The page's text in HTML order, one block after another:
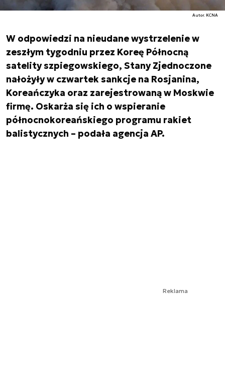
Autor. KCNA
W odpowiedzi na nieudane wystrzelenie w
zeszłym tygodniu przez Koreę Północną
satelity szpiegowskiego, Stany Zjednoczone
nałożyły w czwartek sankcje na Rosjanina,
Koreańczyka oraz zarejestrowaną w Moskwie
firmę. Oskarża się ich o wspieranie
północnokoreańskiego programu rakiet
balistycznych – podała agencja AP.
Reklama